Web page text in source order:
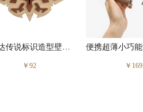
塞尔达传说标识造型壁挂石英钟
￥92 ￥169